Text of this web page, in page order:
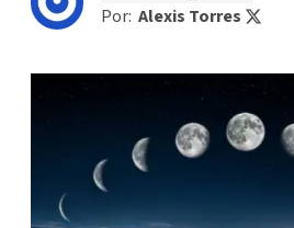
Por: Alexis Torres